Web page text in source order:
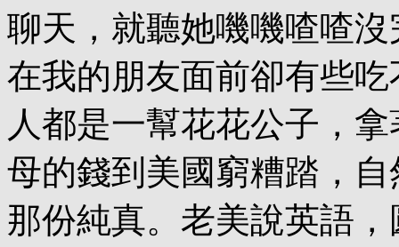
聊天，就聽她嘰嘰喳喳
在我的朋友面前卻有些
人都是一幫花花公子，拿
母的錢到美國窮糟踏，
那份純真。老美說英語，